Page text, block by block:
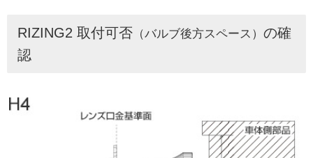
RIZING2 取付可否 （バルブ後方スペース） の確
認